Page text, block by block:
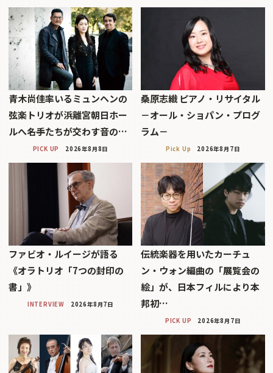
青木尚佳率いるミュンヘンの
弦楽トリオが浜離宮朝日ホー
ルへ――名手たちが交わす音の…
PICK UP 2026年8月8日
桑原志織 ピアノ・リサイタル
－オール・ショパン・プログ
ラム－
Pick Up 2026年8月7日
ファビオ・ルイージが語る
《オラトリオ「7つの封印の
書」》
INTERVIEW 2026年8月7日
伝統楽器を用いたカーチュ
ン・ウォン編曲の「展覧会の
絵」が、日本フィルにより本
邦初…
PICK UP 2026年8月7日